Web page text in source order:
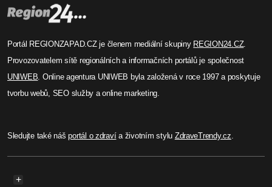
Portál REGIONZAPAD.CZ je členem mediální skupiny REGION24.CZ.
Provozovatelem sítě regionálních a informačních portálů je společnost
UNIWEB . Online agentura UNIWEB byla založená v roce 1997 a poskytuje
tvorbu webů, SEO služby a online marketing.
Sledujte také nášportál o zdravía životním stylu ZdraveTrendy.cz
+